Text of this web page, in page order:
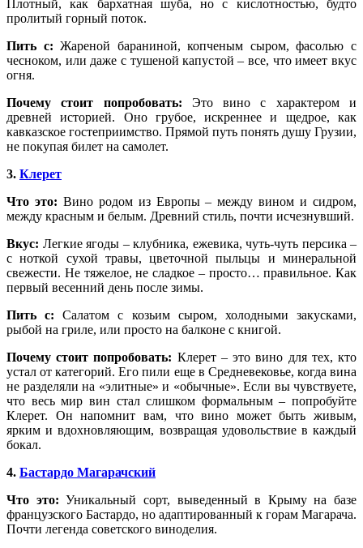
Плотный, как бархатная шуба, но с кислотностью, будто
пролитый горный поток.
Пить с: Жареной бараниной, копченым сыром, фасолью с
чесноком, или даже с тушеной капустой – все, что имеет вкус
огня.
Почему стоит попробовать: Это вино с характером и
древней историей. Оно грубое, искреннее и щедрое, как
кавказское гостеприимство. Прямой путь понять душу Грузии,
не покупая билет на самолет.
3. Клерет
Что это: Вино родом из Европы – между вином и сидром,
между красным и белым. Древний стиль, почти исчезнувший.
Вкус: Легкие ягоды – клубника, ежевика, чуть-чуть персика –
с ноткой сухой травы, цветочной пыльцы и минеральной
свежести. Не тяжелое, не сладкое – просто… правильное. Как
первый весенний день после зимы.
Пить с: Салатом с козьим сыром, холодными закусками,
рыбой на гриле, или просто на балконе с книгой.
Почему стоит попробовать: Клерет – это вино для тех, кто
устал от категорий. Его пили еще в Средневековье, когда вина
не разделяли на «элитные» и «обычные». Если вы чувствуете,
что весь мир вин стал слишком формальным – попробуйте
Клерет. Он напомнит вам, что вино может быть живым,
ярким и вдохновляющим, возвращая удовольствие в каждый
бокал.
4. Бастардо Магарачский
Что это:Уникальный сорт, выведенный в Крыму на базе
французского Бастардо, но адаптированный к горам Магарача.
Почти легенда советского виноделия.